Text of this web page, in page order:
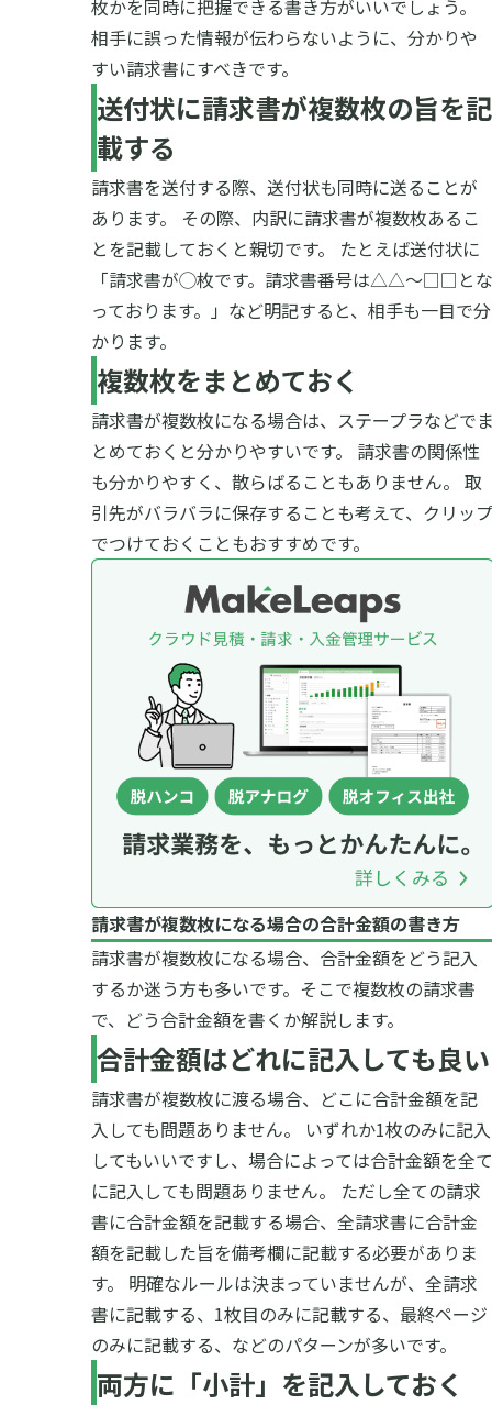
枚かを同時に把握できる書き方がいいでしょう。
相手に誤った情報が伝わらないように、分かりや
すい請求書にすべきです。
送付状に請求書が複数枚の旨を記
載する
請求書を送付する際、送付状も同時に送ることが
あります。 その際、内訳に請求書が複数枚あるこ
とを記載しておくと親切です。 たとえば送付状に
「請求書が◯枚です。請求書番号は△△～□□とな
っております。」など明記すると、相手も一目で分
かります。
複数枚をまとめておく
請求書が複数枚になる場合は、ステープラなどで
とめておくと分かりやすいです。 請求書の関係性
も分かりやすく、散らばることもありません。 取
引先がバラバラに保存することも考えて、クリップ
でつけておくこともおすすめです。
請求書が複数枚になる場合の合計金額の書き方
請求書が複数枚になる場合、合計金額をどう記入
するか迷う方も多いです。そこで複数枚の請求書
で、どう合計金額を書くか解説します。
合計金額はどれに記入しても良い
請求書が複数枚に渡る場合、どこに合計金額を記
入しても問題ありません。 いずれか1枚のみに記入
してもいいですし、場合によっては合計金額を全て
に記入しても問題ありません。 ただし全ての請求
書に合計金額を記載する場合、全請求書に合計金
額を記載した旨を備考欄に記載する必要がありま
す。 明確なルールは決まっていませんが、全請求
書に記載する、1枚目のみに記載する、最終ページ
のみに記載する、などのパターンが多いです。
両方に「小計」を記入しておく